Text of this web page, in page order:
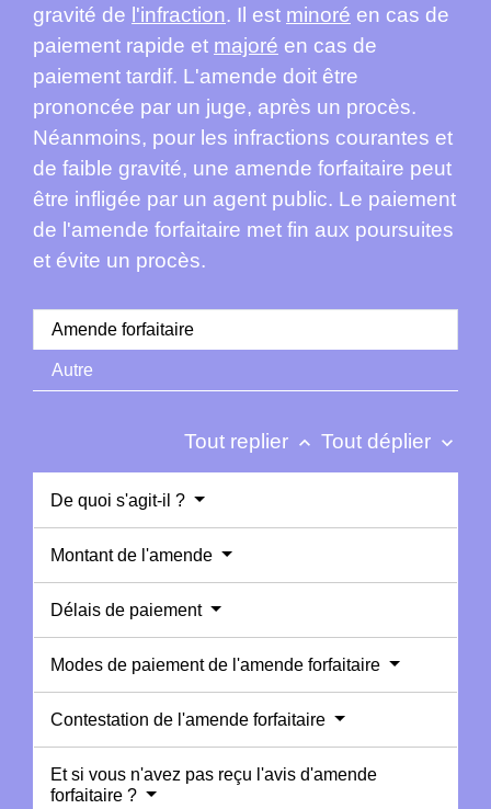
gravité de l'infraction. Il est minoré en cas de
paiement rapide et majoré en cas de
paiement tardif. L'amende doit être
prononcée par un juge, après un procès.
Néanmoins, pour les infractions courantes et
de faible gravité, une amende forfaitaire peut
être infligée par un agent public. Le paiement
de l'amende forfaitaire met fin aux poursuites
et évite un procès.
Amende forfaitaire
Autre
Tout replier keyboard_arrow_up Tout déplier keyboard_arrow_down
De quoi s'agit-il ?
Montant de l'amende
Délais de paiement
Modes de paiement de l'amende forfaitaire
Contestation de l'amende forfaitaire
Et si vous n'avez pas reçu l'avis d'amende
forfaitaire ?